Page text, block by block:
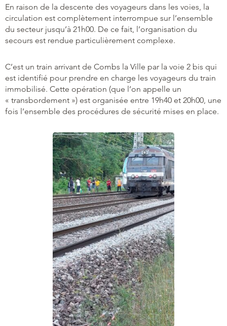
En raison de la descente des voyageurs dans les voies, la
circulation est complètement interrompue sur l’ensemble
du secteur jusqu’à 21h00. De ce fait, l’organisation du
secours est rendue particulièrement complexe.
C’est un train arrivant de Combs la Ville par la voie 2 bis qui
est identifié pour prendre en charge les voyageurs du train
immobilisé. Cette opération (que l’on appelle un
« transbordement ») est organisée entre 19h40 et 20h00, une
fois l’ensemble des procédures de sécurité mises en place.